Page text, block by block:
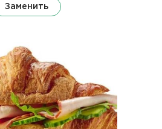
Заменить